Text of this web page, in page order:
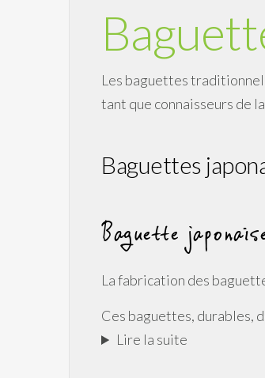
Les baguettes
tant que connaisseurs de
Baguettes
Baguette
La fabrication des
Ces baguettes, durables,
Lire la suite